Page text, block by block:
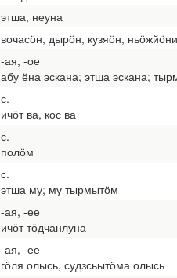
этша, неуна
вочасӧн, дырӧн, кузяӧн,
-ая, -ое
абу ёна эскана; этша эскана;
с.
ичӧт ва, кос ва
с.
полӧм
с.
этша му; му тырмытӧм
-ая, -ее
ичӧт тӧдчанлуна
-ая, -ее
гӧля олысь, судзсьытӧма олысь